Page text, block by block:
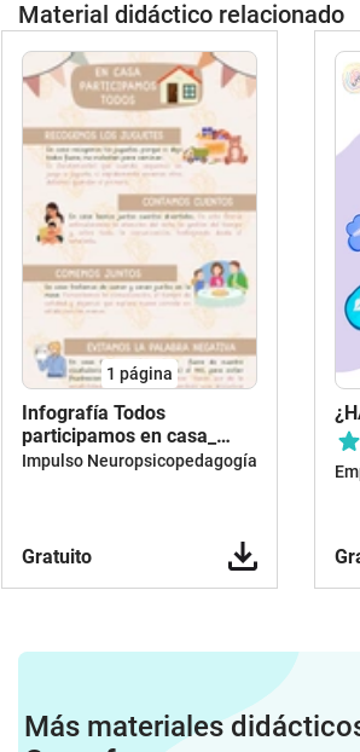
Material didáctico relacionado
1 página
Infografía Todos
participamos en casa_
Impulso NPP
Impulso Neuropsicopedagogía
Gratuito
Más materiales